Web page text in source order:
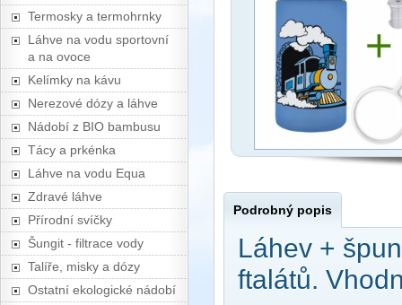
Termosky a termohrnky
Láhve na vodu sportovní
a na ovoce
Kelímky na kávu
Nerezové dózy a láhve
Nádobí z BIO bambusu
Tácy a prkénka
Láhve na vodu Equa
Zdravé láhve
Přírodní svíčky
Šungit - filtrace vody
Talíře, misky a dózy
Ostatní ekologické nádobí
Podrobný popis
Láhev +
ftalátů.